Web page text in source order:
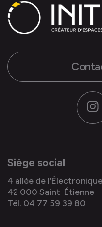
Siège social
4 allée de l’Électronique
42 000 Saint-Étienne
Tél. 04 77 59 39 80